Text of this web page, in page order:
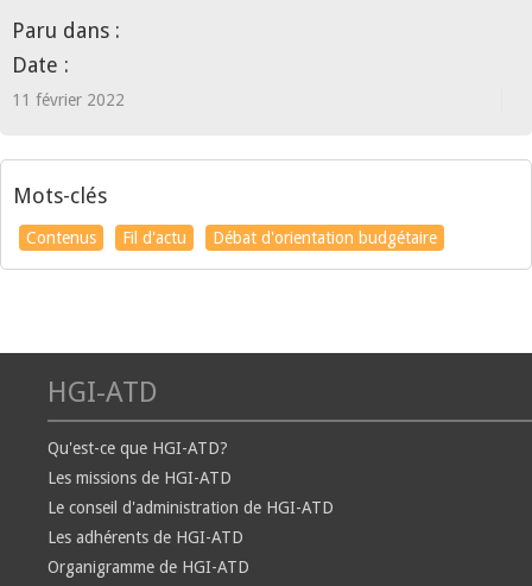
Paru dans :
Date :
11 février 2022
Mots-clés
Contenus Fil d'actu Débat d'orientation budgétaire
HGI-ATD
Qu'est-ce que HGI-ATD?
Les missions de HGI-ATD
Le conseil d'administration de HGI-ATD
Les adhérents de HGI-ATD
Organigramme de HGI-ATD